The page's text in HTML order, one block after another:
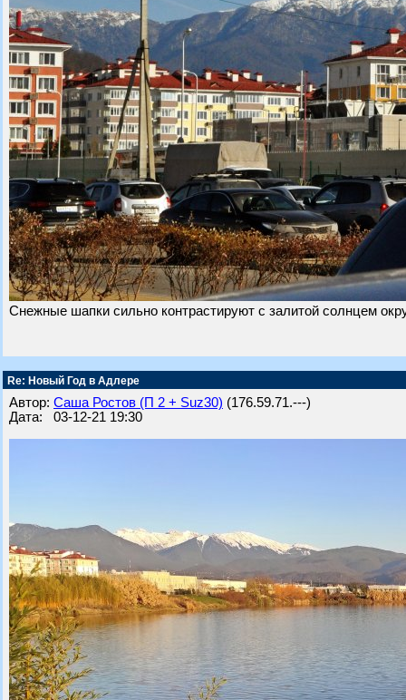
Снежные шапки сильно контрастируют с залитой солнцем
Re: Новый Год в Адлере
Автор: Саша Ростов (П 2 + Suz30) (176.59.71.---)
Дата: 03-12-21 19:30